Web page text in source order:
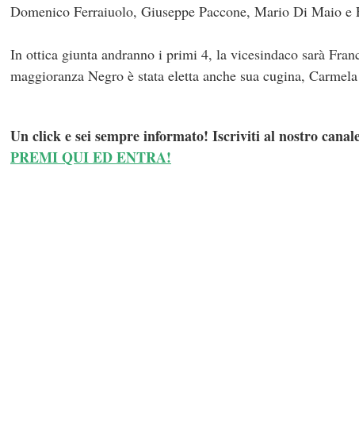
Domenico Ferraiuolo, Giuseppe Paccone, Mario Di Maio e
In ottica giunta andranno i primi 4, la vicesindaco sarà
maggioranza Negro è stata eletta anche sua cugina,
Un click e sei sempre informato! Iscriviti al nostro
PREMI QUI ED ENTRA!